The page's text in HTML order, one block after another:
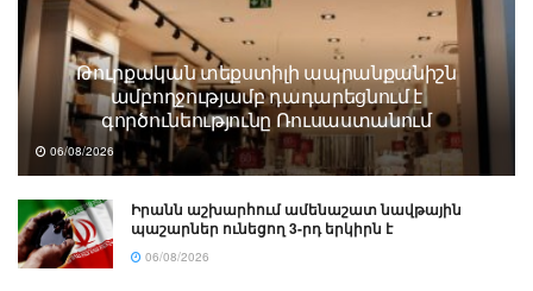
Թուրքական տեքստիլի ապրանքանիշն
ամբողջությամբ դադարեցնում է
գործունեությունը Ռուսաստանում
06/08/2026
Իրանն աշխարհում ամենաշատ նավթային
պաշարներ ունեցող 3-րդ երկիրն է
06/08/2026